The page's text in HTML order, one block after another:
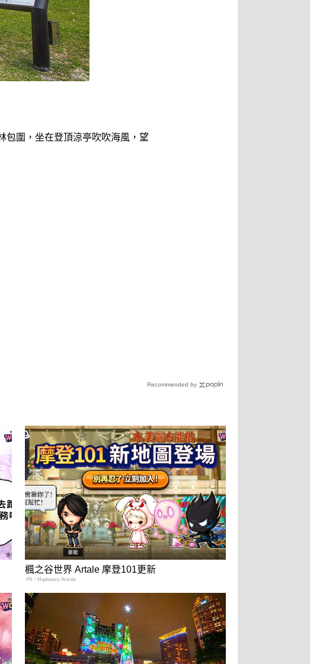
包圍，坐在登頂涼亭吹吹海風，望
Recommended by
楓之谷世界 Artale 摩登101更新
PR・Maplestory Worlds